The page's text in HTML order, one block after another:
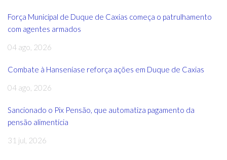
Força Municipal de Duque de Caxias começa o patrulhamento
com agentes armados
04 ago, 2026
Combate à Hanseníase reforça ações em Duque de Caxias
04 ago, 2026
Sancionado o Pix Pensão, que automatiza pagamento da
pensão alimentícia
31 jul, 2026